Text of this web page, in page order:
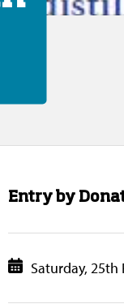
Entry by
D
Saturday, 25th